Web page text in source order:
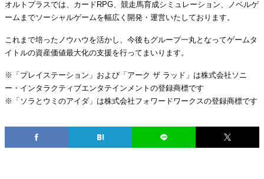
オルトプラスでは、カードRPG、競走馬育成シミュレーション、ノベルゲ
ームまでソーシャルゲームを幅広く開発・運営いたしております。
これまで培ったノウハウを活かし、今後もグループ一丸となってゲームタ
イトルの資産価値最大化の支援を行ってまいります。
※「プレイステーション」および「アーク ザ ラッド」は株式会社ソニ
ー・インタラクティブエンタテインメントの登録商標です
※「ソラとウミのアイダ」は株式会社フォワードワークスの登録商標です